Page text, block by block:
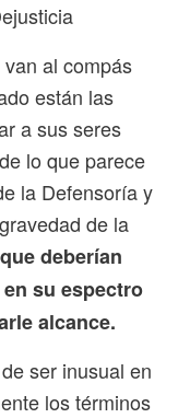
al compás
están las
a sus seres
lo que parece
la Defensoría y
de la
deberían
su espectro
alcance.
ser inusual en
los términos